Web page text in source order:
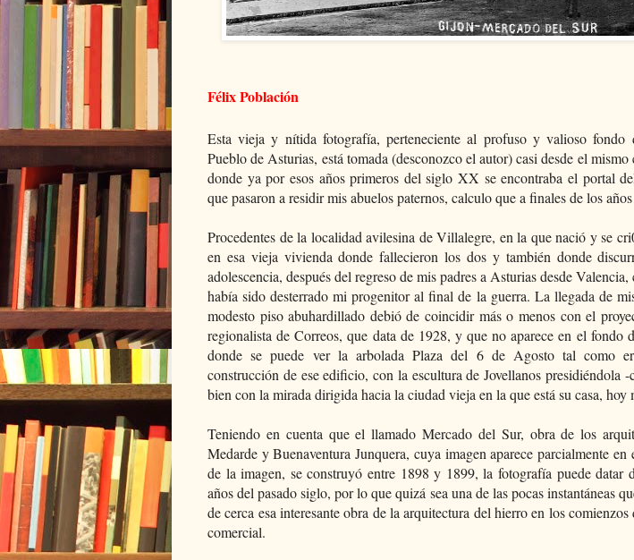
Félix Población
Esta vieja y nítida fotografía, perteneciente al profuso y valioso fondo
Pueblo de Asturias, está tomada (desconozco el autor) casi desde el mismo
donde ya por esos años primeros del siglo XX se encontraba el portal
que pasaron a residir mis abuelos paternos, calculo que a finales de los
Procedentes de la localidad avilesina de Villalegre, en la que nació y se
en esa vieja vivienda donde fallecieron los dos y también donde
adolescencia, después del regreso de mis padres a Asturias desde
había sido desterrado mi progenitor al final de la guerra. La llegada de
modesto piso abuhardillado debió de coincidir más o menos con el
regionalista de Correos, que data de 1928, y que no aparece en el fondo
donde se puede ver la arbolada Plaza del 6 de Agosto tal como
construcción de ese edificio, con la escultura de Jovellanos presidiéndola -
bien con la mirada dirigida hacia la ciudad vieja en la que está su casa, hoy
Teniendo en cuenta que el llamado Mercado del Sur, obra de los
Medarde y Buenaventura Junquera, cuya imagen aparece parcialmente
de la imagen, se construyó entre 1898 y 1899, la fotografía puede datar
años del pasado siglo, por lo que quizá sea una de las pocas instantáneas
de cerca esa interesante obra de la arquitectura del hierro en los
comercial.